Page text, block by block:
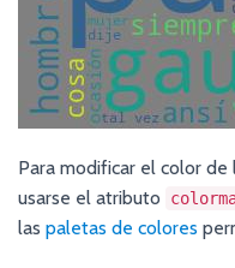
Para modificar el color
usarse el atributo
las paletas de colores